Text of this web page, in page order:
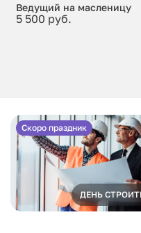
Ведущий на масленицу
5 500 руб.
Скоро праздник
ДЕНЬ